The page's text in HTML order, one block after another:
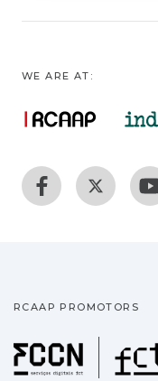
WE ARE AT:
RCAAP PROMOTORS